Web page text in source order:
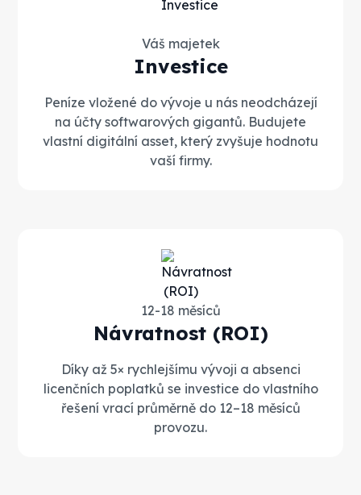
Váš majetek
Investice
Peníze vložené do vývoje u nás neodcházejí
na účty softwarových gigantů. Budujete
vlastní digitální asset, který zvyšuje hodnotu
vaší firmy.
12-18 měsíců
Návratnost (ROI)
Díky až 5× rychlejšímu vývoji a absenci
licenčních poplatků se investice do vlastního
řešení vrací průměrně do 12–18 měsíců
provozu.